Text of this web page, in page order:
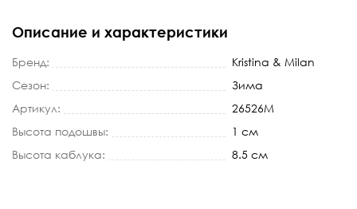
Описание и характеристики
Бренд:
Kristina & Milan
Сезон:
Зима
Артикул:
26526M
Высота подошвы:
1 см
Высота каблука:
8.5 см